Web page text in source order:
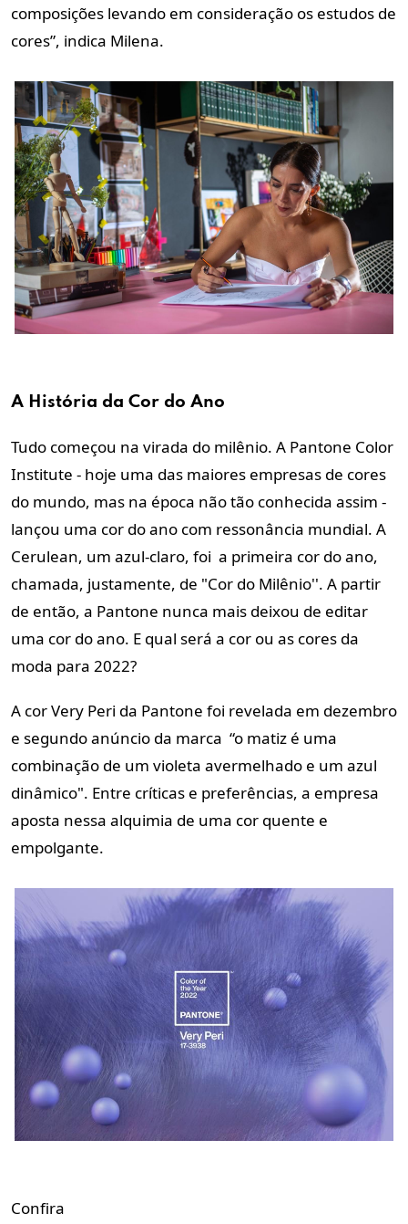
composições levando em consideração os estudos de
cores”, indica Milena.
A História da Cor do Ano
Tudo começou na virada do milênio. A Pantone Color
Institute - hoje uma das maiores empresas de cores
do mundo, mas na época não tão conhecida assim -
lançou uma cor do ano com ressonância mundial. A
Cerulean, um azul-claro, foi a primeira cor do ano,
chamada, justamente, de "Cor do Milênio''. A partir
de então, a Pantone nunca mais deixou de editar
uma cor do ano. E qual será a cor ou as cores da
moda para 2022?
A cor Very Peri da Pantone foi revelada em dezembro
e segundo anúncio da marca “o matiz é uma
combinação de um violeta avermelhado e um azul
dinâmico". Entre críticas e preferências, a empresa
aposta nessa alquimia de uma cor quente e
empolgante.
Confira